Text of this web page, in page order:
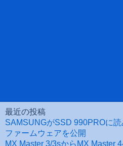
最近の投稿
SAMSUNGがSSD 990PROに
ファームウェアを公開
MX Master 3/3sからMX Master